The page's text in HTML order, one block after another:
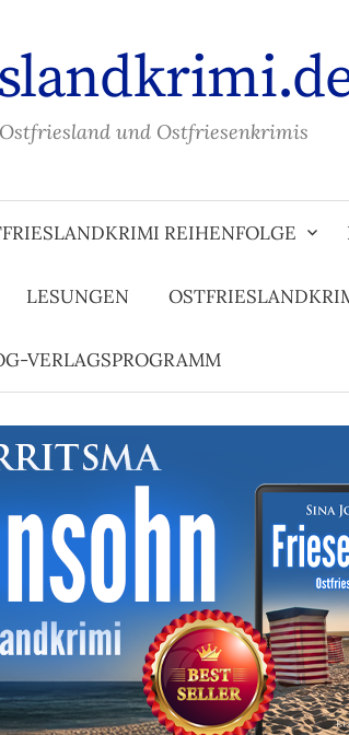
und Ostfriesenkrimis
REIHENFOLGE
LESUNGEN
VERLAGSPROGRAMM